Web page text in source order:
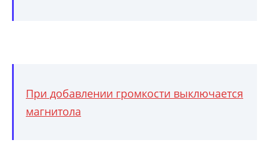
При добавлении громкости выключается
магнитола